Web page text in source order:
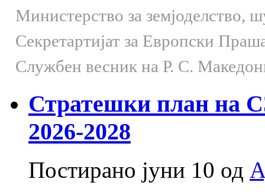
Министерство за земјоделство,
Секретартијат за Европски
Службен весник на Р. С.
Стратешки план на
2026-2028
Постирано јуни 10 од